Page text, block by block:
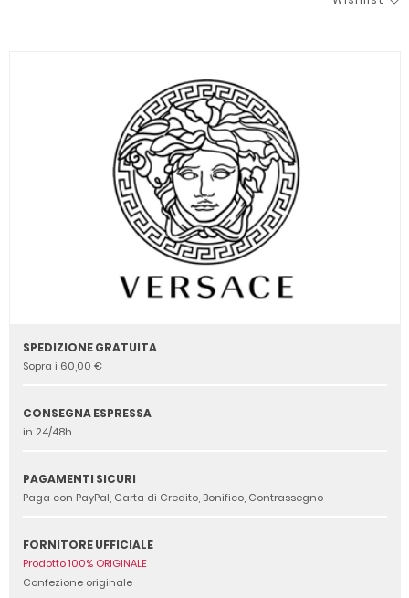
SPEDIZIONE GRATUITA
Sopra i 60,00 €
CONSEGNA ESPRESSA
in 24/48h
PAGAMENTI SICURI
Paga con PayPal, Carta di Credito, Bonifico, Contrassegno
FORNITORE UFFICIALE
Prodotto 100% ORIGINALE
Confezione originale